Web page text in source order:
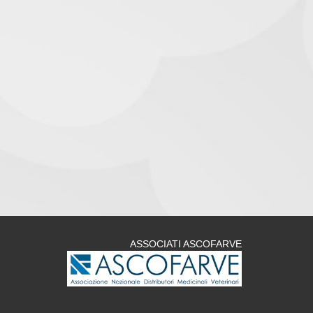
ASSOCIATI ASCOFARVE